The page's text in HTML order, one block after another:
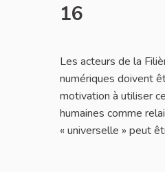
16
Les acteurs de la
numériques doivent
motivation à utiliser
humaines comme
« universelle » peut